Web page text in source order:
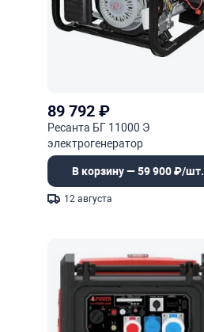
89 792₽
Ресанта БГ 11000 Э
электрогенератор
В корзину — 59 900 ₽/шт.
12 августа